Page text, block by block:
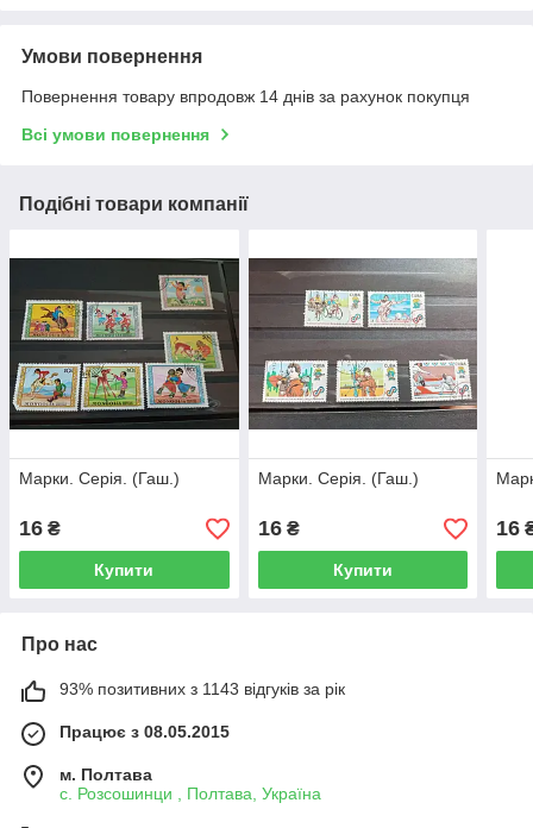
Умови повернення
Повернення товару впродовж 14 днів за рахунок покупця
Всі умови повернення
Подібні товари компанії
Марки. Серія. (Гаш.)
16 ₴
Купити
Марки. Серія. (Гаш.)
16₴
Купити
16
Про нас
93% позитивних з 1143 відгуків за рік
Працює з 08.05.2015
м. Полтава
с. Розсошинци , Полтава, Україна